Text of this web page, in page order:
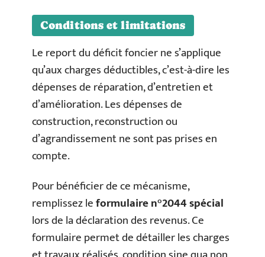
Conditions et limitations
Le report du déficit foncier ne s’applique
qu’aux charges déductibles, c’est-à-dire les
dépenses de réparation, d’entretien et
d’amélioration. Les dépenses de
construction, reconstruction ou
d’agrandissement ne sont pas prises en
compte.
Pour bénéficier de ce mécanisme,
remplissez leformulaire n°2044 spécial
lors de la déclaration des revenus. Ce
formulaire permet de détailler les charges